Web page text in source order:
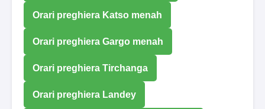
Orari preghiera Katso menah
Orari preghiera Gargo menah
Orari preghiera Tirchanga
Orari preghiera Landey